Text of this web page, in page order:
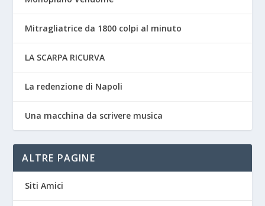
Mitragliatrice da 1800 colpi al minuto
LA SCARPA RICURVA
La redenzione di Napoli
Una macchina da scrivere musica
ALTRE PAGINE
Siti Amici